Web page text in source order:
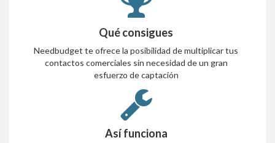
Qué consigues
Needbudget te ofrece la posibilidad de multiplicar tus
contactos comerciales sin necesidad de un gran
esfuerzo de captación
Así funciona